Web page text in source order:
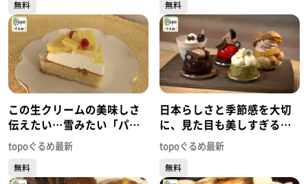
無料
め】
無料
この生クリームの美味しさ
伝えたい…雪みたい「パテ
ィスリーネージュ」（若林
区荒町）#448【topoぐる
め】
topoぐるめ最新
無料
日本らしさと季節感を大切
に、見た目も美しすぎる洋
菓子「九二四四」（青葉区
二日町）#447【topoぐる
め】
topoぐるめ最新
無料